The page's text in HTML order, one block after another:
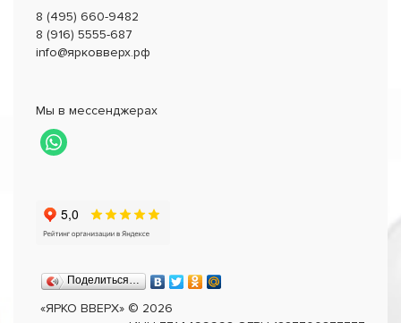
8 (495) 660-9482
8 (916) 5555-687
info@ярковверх.рф
Мы в мессенджерах
Поделиться…
«ЯРКО ВВЕРХ» © 2026